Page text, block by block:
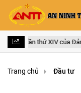
quốc lần thứ XIV của Đảng
Trang chủ Đầu tư